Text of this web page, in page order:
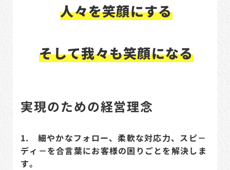
人々を笑顔にする
そして我々も笑顔になる
実現のための経営理念
1. 細やかなフォロー、柔軟な対応力、スピ－
ディ－を合言葉にお客様の困りごとを解決しま
す。